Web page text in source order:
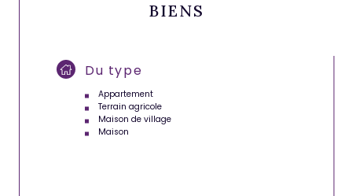
BIENS
Du type
Appartement
Terrain agricole
Maison de village
Maison